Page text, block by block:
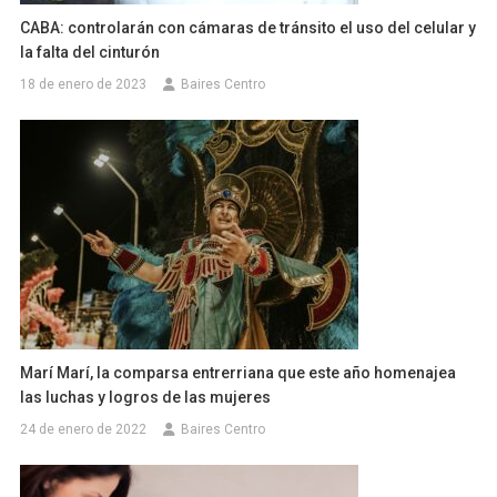
CABA: controlarán con cámaras de tránsito el uso del celular y
la falta del cinturón
18 de enero de 2023 Baires Centro
Marí Marí, la comparsa entrerriana que este año homenajea
las luchas y logros de las mujeres
24 de enero de 2022 Baires Centro